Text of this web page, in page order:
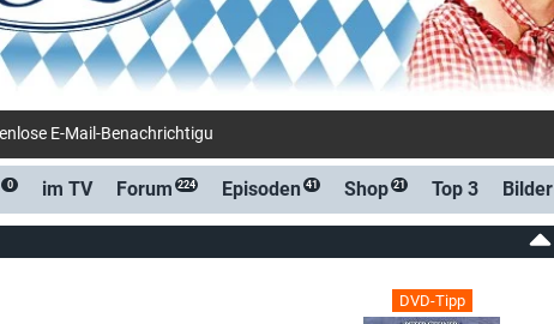
E-Mail-Benachrichtigung bei Streaming- oder TV-Start
0 im TV Forum 224 Episoden 41 Shop 21 Top 3 Bilder
DVD-Tipp